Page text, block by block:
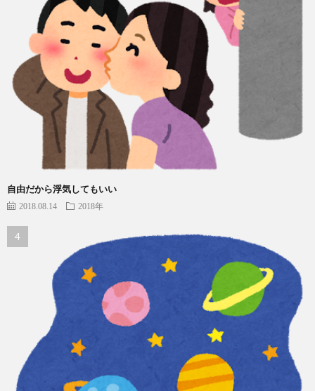
自由だから浮気してもいい
2018.08.14 2018年